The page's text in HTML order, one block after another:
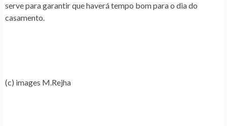
serve para garantir que haverá tempo bom para o dia do
casamento.
(c) images M.Rejha